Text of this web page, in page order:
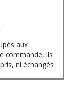
aux
commande, ils
ni échangés